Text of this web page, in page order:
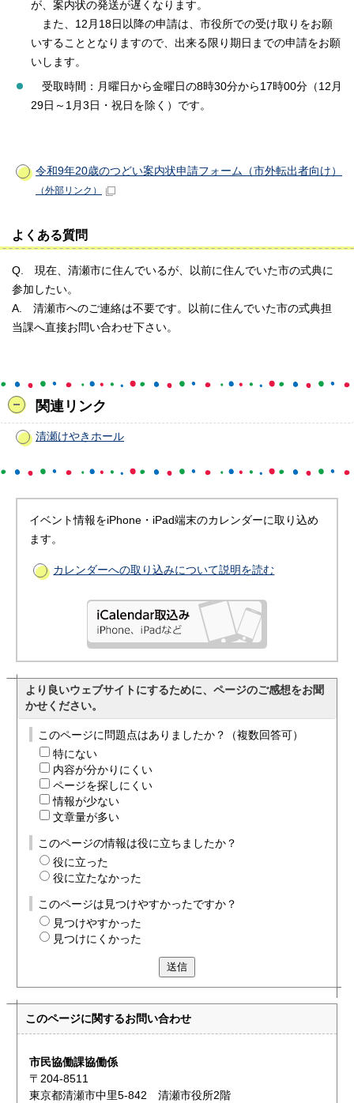
が、案内状の発送が遅くなります。
また、12月18日以降の申請は、市役所での受け取りをお願
いすることとなりますので、出来る限り期日までの申請をお願
いします。
受取時間：月曜日から金曜日の8時30分から17時00分（12月
29日～1月3日・祝日を除く）です。
令和9年20歳のつどい案内状申請フォーム（市外転出者向け）
（外部リンク）
よくある質問
Q. 現在、清瀬市に住んでいるが、以前に住んでいた市の式典に
参加したい。
A. 清瀬市へのご連絡は不要です。以前に住んでいた市の式典担
当課へ直接お問い合わせ下さい。
関連リンク
清瀬けやきホール
イベント情報をiPhone・iPad端末のカレンダーに取り込め
ます。
カレンダーへの取り込みについて説明を読む
より良いウェブサイトにするために、ページのご感想をお聞
かせください。
このページに問題点はありましたか？（複数回答可）
特にない
内容が分かりにくい
ページを探しにくい
情報が少ない
文章量が多い
このページの情報は役に立ちましたか？
役に立った
役に立たなかった
このページは見つけやすかったですか？
見つけやすかった
見つけにくかった
送信
このページに関するお問い合わせ
市民協働課協働係
〒204-8511
東京都清瀬市中里5-842 清瀬市役所2階